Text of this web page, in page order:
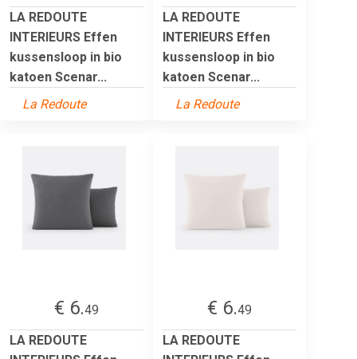
LA REDOUTE
INTERIEURS Effen
kussensloop in bio
katoen Scenar...
La Redoute
LA REDOUTE
INTERIEURS Effen
kussensloop in bio
katoen Scenar...
La Redoute
€ 6.49
LA REDOUTE
€ 6.49
LA REDOUTE